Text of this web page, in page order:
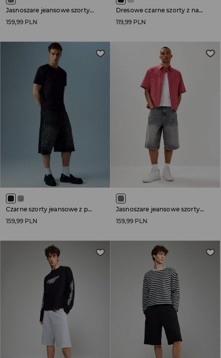
Jasnoszare jeansowe szorty z haftem Synth
159,99 PLN
Dresowe czarne szorty z nadrukiem w stylu tribal
119,99 PLN
Czarne szorty jeansowe z postrzępioną nogawką i naszywką w stylu tribal
159,99 PLN
Jasnoszare jeansowe szorty z haftem Synth
159,99 PLN